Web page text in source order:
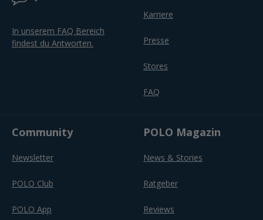
In unserem FAQ Bereich
findest du Antworten.
Karriere
Presse
Stores
FAQ
Community
Newsletter
POLO Club
POLO App
POLO Magazin
News & Stories
Ratgeber
Reviews